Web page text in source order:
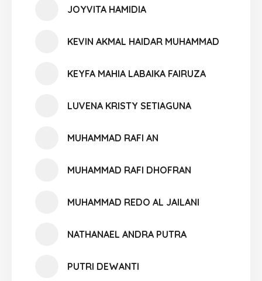
JOYVITA HAMIDIA
KEVIN AKMAL HAIDAR MUHAMMAD
KEYFA MAHIA LABAIKA FAIRUZA
LUVENA KRISTY SETIAGUNA
MUHAMMAD RAFI AN
MUHAMMAD RAFI DHOFRAN
MUHAMMAD REDO AL JAILANI
NATHANAEL ANDRA PUTRA
PUTRI DEWANTI